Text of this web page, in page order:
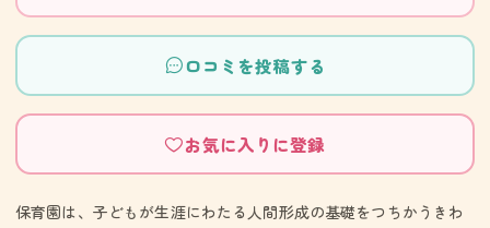
口コミを投稿する
お気に入りに登録
保育園は、子どもが生涯にわたる人間形成の基礎をつちかうきわ